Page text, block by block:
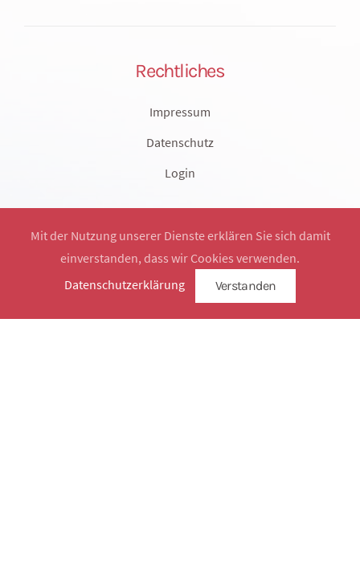
Rechtliches
Impressum
Datenschutz
Login
Mit der Nutzung unserer Dienste erklären Sie sich damit
einverstanden, dass wir Cookies verwenden.
Datenschutzerklärung
Verstanden